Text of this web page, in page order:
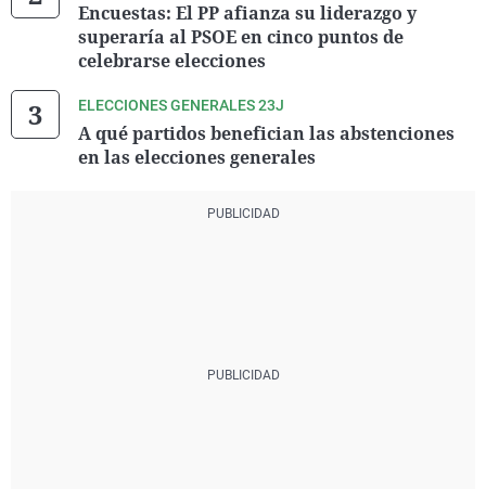
Encuestas: El PP afianza su liderazgo y
superaría al PSOE en cinco puntos de
celebrarse elecciones
ELECCIONES GENERALES 23J
A qué partidos benefician las abstenciones
en las elecciones generales